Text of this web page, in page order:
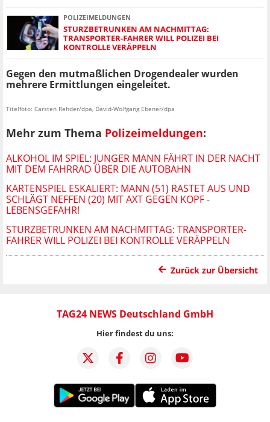
POLIZEIMELDUNGEN
STURZBETRUNKEN AM NACHMITTAG:
TRANSPORTER-FAHRER WILL POLIZEI BEI
KONTROLLE VERÄPPELN
Gegen den mutmaßlichen Drogendealer wurden
mehrere Ermittlungen eingeleitet.
Titelfoto: Carsten Rehder/dpa, David-Wolfgang Ebener/dpa
Mehr zum Thema Polizeimeldungen:
ALKOHOL IM SPIEL: JUNGER MANN FÄHRT IN DER NACHT
MIT DEM FAHRRAD ÜBER DIE AUTOBAHN
KARTENSPIEL ESKALIERT: MANN (51) RASTET AUS UND
SCHLÄGT NEFFEN (20) MIT AXT GEGEN KOPF -
LEBENSGEFAHR!
STURZBETRUNKEN AM NACHMITTAG: TRANSPORTER-
FAHRER WILL POLIZEI BEI KONTROLLE VERÄPPELN
Zurück zur Übersicht
TAG24 NEWS Deutschland GmbH
Hier findest du uns: